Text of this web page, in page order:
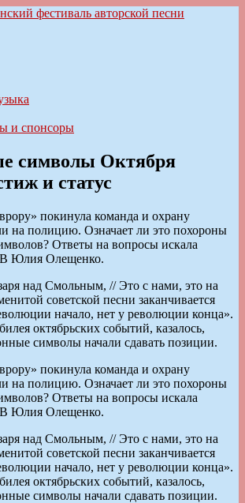
авторской песни
и спонсоры
символы Октября
и статус
покинула команда и охрану
на полицию. Означает ли это похороны
Ответы на вопросы искала
Юлия Олещенко.
над Смольным, // Это с нами, это на
советской песни заканчивается
начало, нет у революции конца».
октябрьских событий, казалось,
символы начали сдавать позиции.
покинула команда и охрану
на полицию. Означает ли это похороны
Ответы на вопросы искала
Юлия Олещенко.
над Смольным, // Это с нами, это на
советской песни заканчивается
начало, нет у революции конца».
октябрьских событий, казалось,
символы начали сдавать позиции.